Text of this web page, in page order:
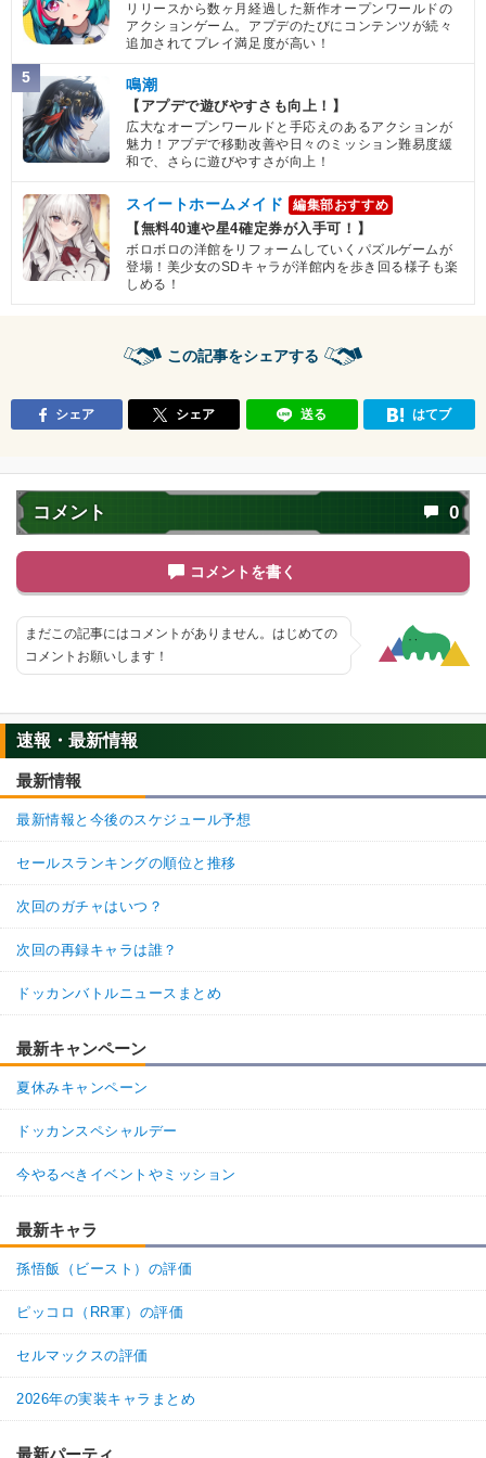
リリースから数ヶ月経過した新作オープンワールドの
アクションゲーム。アプデのたびにコンテンツが続々
追加されてプレイ満足度が高い！
5 鳴潮
【アプデで遊びやすさも向上！】
広大なオープンワールドと手応えのあるアクションが
魅力！アプデで移動改善や日々のミッション難易度緩
和で、さらに遊びやすさが向上！
スイートホームメイド 編集部おすすめ
【無料40連や星4確定券が入手可！】
ボロボロの洋館をリフォームしていくパズルゲームが
登場！美少女のSDキャラが洋館内を歩き回る様子も楽
しめる！
この記事をシェアする
シェア シェア 送る はてブ
コメント 0
コメントを書く
まだこの記事にはコメントがありません。はじめての
コメントお願いします！
速報・最新情報
最新情報
最新情報と今後のスケジュール予想
セールスランキングの順位と推移
次回のガチャはいつ？
次回の再録キャラは誰？
ドッカンバトルニュースまとめ
最新キャンペーン
夏休みキャンペーン
ドッカンスペシャルデー
今やるべきイベントやミッション
最新キャラ
孫悟飯（ビースト）の評価
ピッコロ（RR軍）の評価
セルマックスの評価
2026年の実装キャラまとめ
最新パーティ